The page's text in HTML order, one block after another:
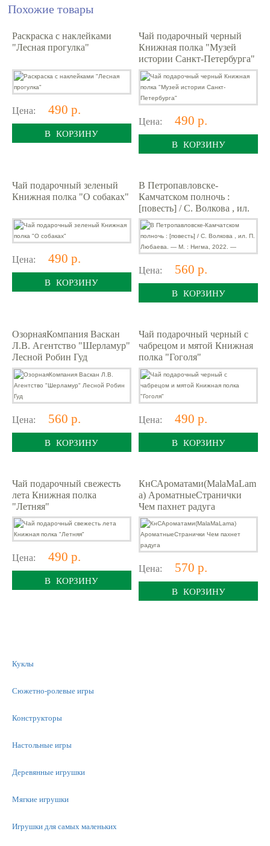
Похожие товары
Раскраска с наклейками
"Лесная прогулка"
Цена: 490 р.
В КОРЗИНУ
Чай подарочный черный
Книжная полка "Музей
истории Санкт-Петербурга"
Цена: 490 р.
В КОРЗИНУ
Чай подарочный зеленый
Книжная полка "О собаках"
Цена: 490 р.
В КОРЗИНУ
В Петропавловске-
Камчатском полночь :
[повесть] / С. Волкова , ил.
П. Любаева. — М. : Нигма,
2022. —
Цена: 560 р.
В КОРЗИНУ
ОзорнаяКомпания Васкан
Л.В. Агентство "Шерламур"
Лесной Робин Гуд
Цена: 560 р.
В КОРЗИНУ
Чай подарочный черный с
чабрецом и мятой Книжная
полка "Гоголя"
Цена: 490 р.
В КОРЗИНУ
Чай подарочный свежесть
лета Книжная полка
"Летняя"
Цена: 490 р.
В КОРЗИНУ
КнСАроматами(MalaMaLam
a) АроматныеСтранички
Чем пахнет радуга
Цена: 570 р.
В КОРЗИНУ
Куклы
Сюжетно-ролевые игры
Конструкторы
Настольные игры
Деревянные игрушки
Мягкие игрушки
Игрушки для самых маленьких